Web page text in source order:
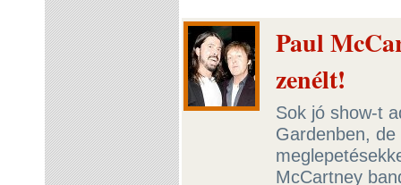
Paul
zenélt!
Sok jó show-t
Gardenben,
McCartney